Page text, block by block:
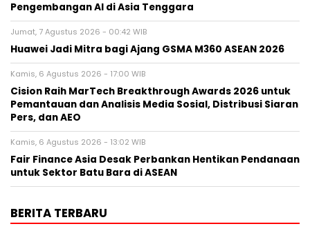
Pengembangan AI di Asia Tenggara
Jumat, 7 Agustus 2026 - 00:42 WIB
Huawei Jadi Mitra bagi Ajang GSMA M360 ASEAN 2026
Kamis, 6 Agustus 2026 - 17:00 WIB
Cision Raih MarTech Breakthrough Awards 2026 untuk
Pemantauan dan Analisis Media Sosial, Distribusi Siaran
Pers, dan AEO
Kamis, 6 Agustus 2026 - 13:02 WIB
Fair Finance Asia Desak Perbankan Hentikan Pendanaan
untuk Sektor Batu Bara di ASEAN
BERITA TERBARU